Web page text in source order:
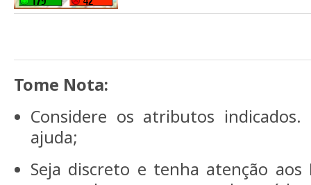
Tome Nota:
Considere os atributos
ajuda;
Seja discreto e tenha atenção aos